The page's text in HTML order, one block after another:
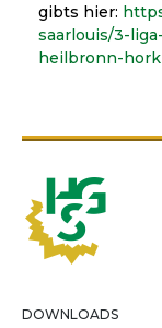
gibts hier:
saarlouis/3-
heilbronn-
DOWNLOADS